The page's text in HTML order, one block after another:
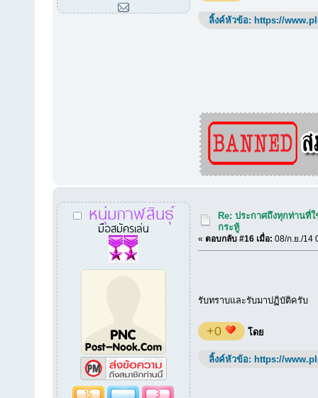
ลิ้งค์หัวข้อ: https://
หนุ่มกาฬสินธุ์
มือสมัครเล่น
15 3
Re: ประกาศถึงทุกท่านที่
กระทู้
« ตอบกลับ #16 เมื่อ: 08/ก.ย./14
รับทราบและรับมาปฏิบัติครับ
+0 โดย
ลิ้งค์หัวข้อ: https://